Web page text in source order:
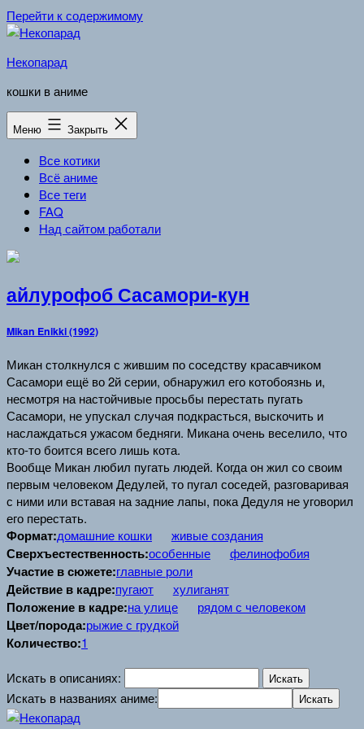
Перейти к содержимому
Некопарад
кошки в аниме
Меню Закрыть
Все котики
Всё аниме
Все теги
FAQ
Над сайтом работали
айлурофоб Сасамори-кун
Mikan Enikki (1992)
Микан столкнулся с жившим по соседству красавчиком
Сасамори ещё во 2й серии, обнаружил его котобоязнь и,
несмотря на настойчивые просьбы перестать пугать
Сасамори, не упускал случая подкрасться, выскочить и
наслаждаться ужасом бедняги. Микана очень веселило, что
кто-то боится всего лишь кота.
Вообще Миканлюбил пугать людей. Когда он жил со своим
первым человеком Дедулей, то пугал соседей, разговаривая
с ними или вставая на задние лапы, пока Дедуля не уговорил
его перестать.
Формат:домашние кошки живые создания
Сверхъестественность:особенные фелинофобия
Участие в сюжете:главные роли
Действие в кадре:пугают хулиганят
Положение в кадре:на улице рядом с человеком
Цвет/порода:рыжие с грудкой
Количество:1
Искать в описаниях:
Искать в названиях аниме: